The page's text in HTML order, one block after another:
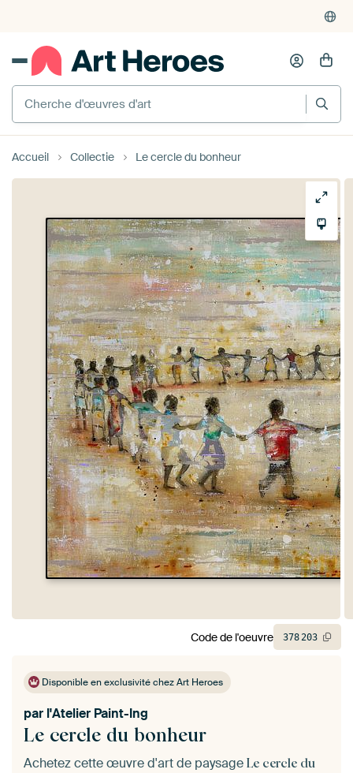
Cherche d'œuvres d'art
Accueil Collectie Le cercle du bonheur
Disponible en exclusivité chez Art Heroes
Le cercle du bonheur
par l'Atelier Paint-Ing
Achetez cette œuvre d'art de paysage Le cercle du
Code de l'oeuvre 378203